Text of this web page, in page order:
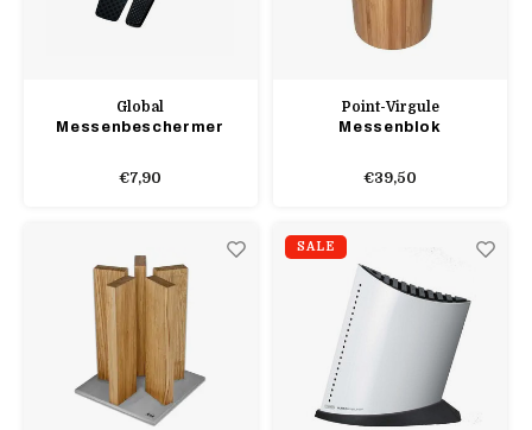
Global
Messenbeschermer
€7,90
Point-Virgule
Messenblok
€39,50
SALE